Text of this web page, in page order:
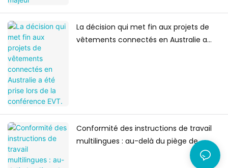
La décision qui met fin aux projets de
vêtements connectés en Australie a
Conformité des instructions de travail
multilingues : au-delà du piège de